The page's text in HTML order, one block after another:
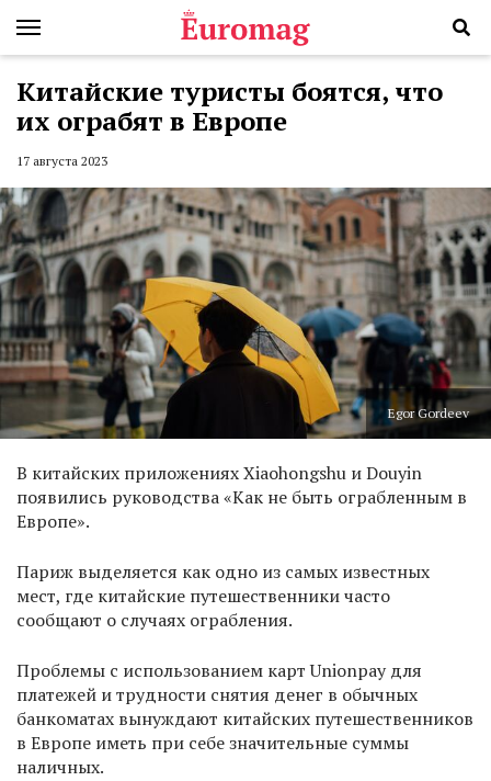
Китайские туристы боятся, что
их ограбят в Европе
17 августа 2023
Egor Gordeev
В китайских приложениях Xiaohongshu и Douyin
появились руководства «Как не быть ограбленным в
Европе».
Париж выделяется как одно из самых известных
мест, где китайские путешественники часто
сообщают о случаях ограбления.
Проблемы с использованием карт Unionpay для
платежей и трудности снятия денег в обычных
банкоматах вынуждают китайских путешественников
в Европе иметь при себе значительные суммы
наличных.